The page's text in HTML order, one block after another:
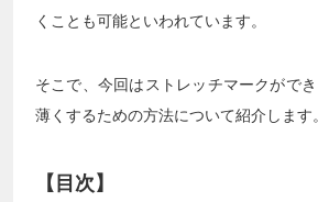
くことも可能といわれています。
そこで、今回はストレッチマークがで
薄くするための方法について紹介します。
【目次】